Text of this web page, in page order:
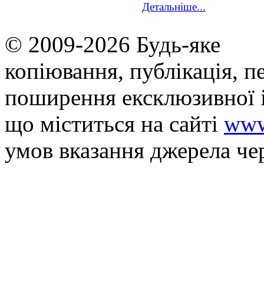
Детальніше...
© 2009-2026 Будь-яке
копiювання, публiкацiя,
поширення
що мiститься на сайті
умов вказання джерела